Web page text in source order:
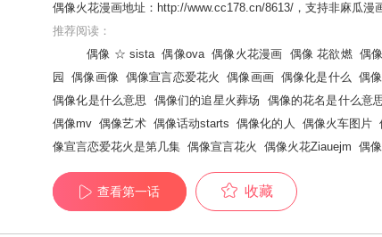
偶像火花漫画地址：http://www.cc178.cn/8613/，支持非麻瓜漫
推荐阅读：
偶像 ☆ sista 偶像ova 偶像火花漫画 偶像 花欲燃 偶
园
偶像画像 偶像宣言恋爱花火 偶像画画 偶像化是什么 偶
偶像化是什么意思
偶像们的追星火葬场 偶像的花名是什么意
偶像mv 偶像艺术 偶像话动starts 偶像化的人 偶像火车图片
像宣言恋爱花火是第几集 偶像宣言花火 偶像火花Ziauejm 偶
查看第一话 收藏